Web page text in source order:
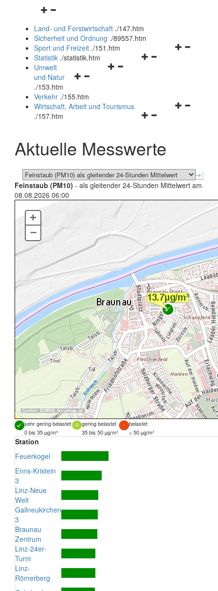
Navigationsmenü
und
schließen
Land- und Forstwirtschaft ./147.htm
Sicherheit und Ordnung ./89557.htm
Navigationsmenü
Sport und Freizeit ./151.htm
Navigationsmenü
Statistik ./statistik.htm
Navigationsmenü
und
schließen
Umwelt
und Natur
./153.htm
Verkehr ./155.htm
Navigationsmenü
schließen
Wirtschaft, Arbeit und Tourismus
./157.htm
Aktuelle Messwerte
Feinstaub (PM10) - als gleitender 24-Stunden Mittelwert am
08.08.2026 06:00
Quellen: DORIS, basemap.at
+
–
sehr gering belastet gering belastet
belastet
0 bis 35 µg/m³
35 bis 50 µg/m³ > 50 µg/m³
Station
Feuerkogel
Enns-Kristein
3
Linz-Neue
Welt
Gallneukirchen
3
Braunau
Zentrum
Linz-24er-
Turm
Linz-
Römerberg